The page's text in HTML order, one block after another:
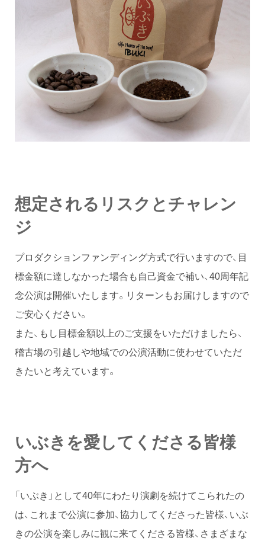
想定されるリスクとチャレン
ジ
プロダクションファンディング方式で行いますので、目
標金額に達しなかった場合も自己資金で補い、40周年記
念公演は開催いたします。リターンもお届けしますので
ご安心ください。
また、もし目標金額以上のご支援をいただけましたら、
稽古場の引越しや地域での公演活動に使わせていただ
きたいと考えています。
いぶきを愛してくださる皆様
方へ
「いぶき」として40年にわたり演劇を続けてこられたの
は、これまで公演に参加、協力してくださった皆様、いぶ
きの公演を楽しみに観に来てくださる皆様、さまざまな